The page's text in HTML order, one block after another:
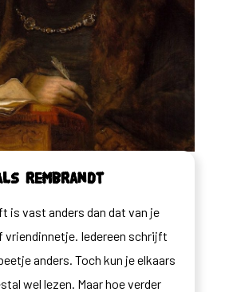
Rembrandt
is vast anders dan dat van je
vriendinnetje. Iedereen schrijft
anders. Toch kun je elkaars
wel lezen. Maar hoe verder